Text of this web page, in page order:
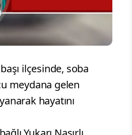
ilçesinde, soba
meydana gelen
hayatını